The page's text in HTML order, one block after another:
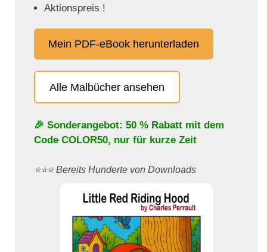
Aktionspreis !
Mein PDF-eBook herunterladen
Alle Malbücher ansehen
🎉 Sonderangebot: 50 % Rabatt mit dem
Code COLOR50, nur für kurze Zeit
⭐️⭐️⭐️ Bereits Hunderte von Downloads